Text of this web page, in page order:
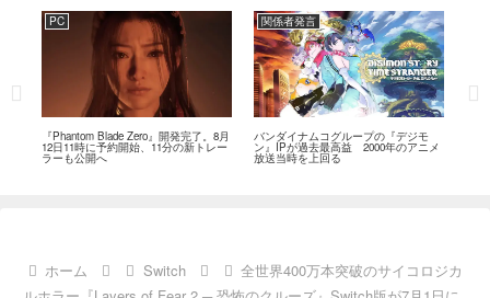
PC
『Phantom Blade Zero』開発完了。8月
12日11時に予約開始、11分の新トレー
ラーも公開へ
関係者発言
バンダイナムコグループの『デジモ
ン』IPが過去最高益 2000年のアニメ
放送当時を上回る
ホーム Switch
全世界400万本突破のサイコロジカ